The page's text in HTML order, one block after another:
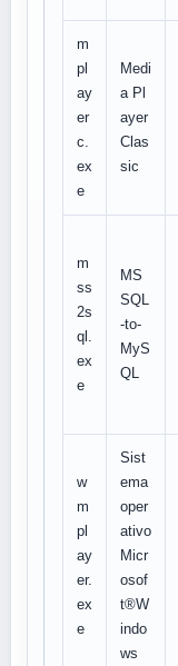
m
pl
ay
er
c.
ex
e
Medi
a Pl
ayer
Clas
sic
m
ss
2s
ql.
ex
e
MS
SQL
-to-
MyS
QL
w
m
pl
ay
er.
ex
e
Sist
ema
oper
ativo
Micr
osof
t®W
indo
ws